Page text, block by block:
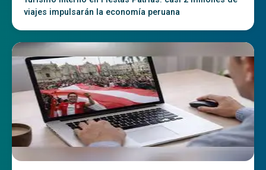
viajes impulsarán la economía peruana